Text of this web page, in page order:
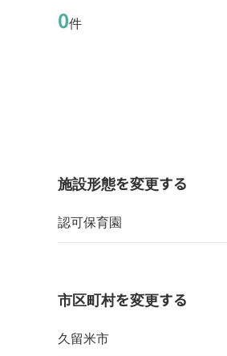
0件
施設形態を変更する
認可保育園
市区町村を変更する
久留米市